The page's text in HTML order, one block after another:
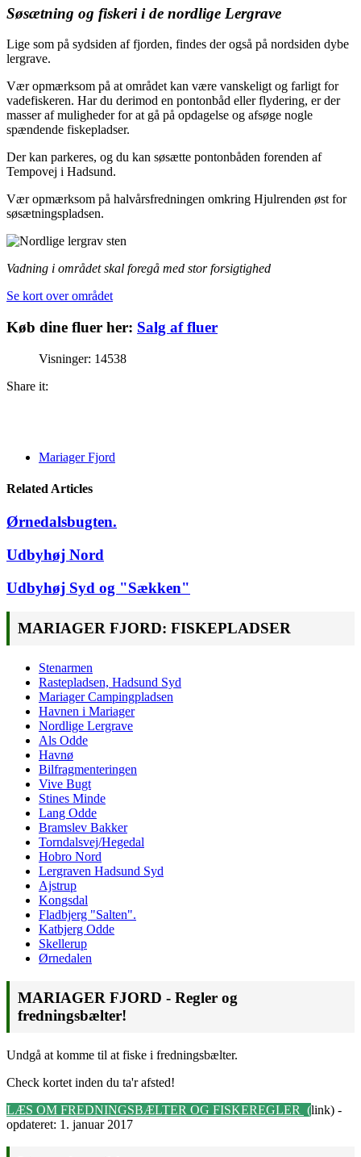
Søsætning og fiskeri i de nordlige Lergrave
Lige som på sydsiden af fjorden, findes der også på nordsiden dybe
lergrave.
Vær opmærksom på at området kan være vanskeligt og farligt for
vadefiskeren. Har du derimod en pontonbåd eller flydering, er der
masser af muligheder for at gå på opdagelse og afsøge nogle
spændende fiskepladser.
Der kan parkeres, og du kan søsætte pontonbåden forenden af
Tempovej i Hadsund.
Vær opmærksom på halvårsfredningen omkring Hjulrenden øst for
søsætningspladsen.
Vadning i området skal foregå med stor forsigtighed
Se kort over området
Køb dine fluer her: Salg af fluer
Visninger: 14538
Share it:
Mariager Fjord
Related Articles
Ørnedalsbugten.
Udbyhøj Nord
Udbyhøj Syd og "Sækken"
MARIAGER FJORD: FISKEPLADSER
Stenarmen
Rastepladsen, Hadsund Syd
Mariager Campingpladsen
Havnen i Mariager
Nordlige Lergrave
Als Odde
Havnø
Bilfragmenteringen
Vive Bugt
Stines Minde
Lang Odde
Bramslev Bakker
Torndalsvej/Hegedal
Hobro Nord
Lergraven Hadsund Syd
Ajstrup
Kongsdal
Fladbjerg "Salten".
Katbjerg Odde
Skellerup
Ørnedalen
MARIAGER FJORD - Regler og
fredningsbælter!
Undgå at komme til at fiske i fredningsbælter.
Check kortet inden du ta'r afsted!
LÆS OM FREDNINGSBÆLTER OG FISKEREGLER (link) -
opdateret: 1. januar 2017